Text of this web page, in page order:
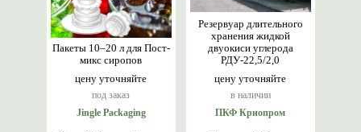
цену уточняйте
под заказ
Пакеты 10–20 л для Пост-
микс сиропов
Jingle Packaging
цену уточняйте
в наличии
Резервуар длительного
хранения жидкой
двуокиси углерода
РДУ-22,5/2,0
ПКФ Криопром